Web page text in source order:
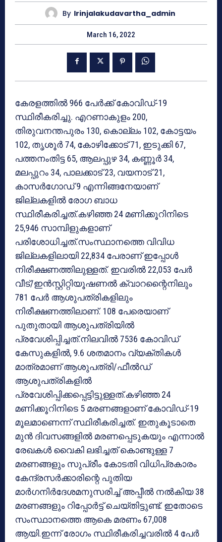
By Irinjalakudavartha_admin
March 16, 2022
കേരളത്തില്‍ 966 പേര്‍ക്ക് കോവിഡ്-19
സ്ഥിരീകരിച്ചു. എറണാകുളം 200,
തിരുവനന്തപുരം 130, കൊല്ലം 102, കോട്ടയം
102, തൃശൂര്‍ 74, കോഴിക്കോട് 71, ഇടുക്കി 67,
പത്തനംതിട്ട 65, ആലപ്പുഴ 34, കണ്ണൂര്‍ 34,
മലപ്പുറം 34, പാലക്കാട് 23, വയനാട് 21,
കാസര്‍ഗോഡ് 9 എന്നിങ്ങനേയാണ്
ജില്ലകളില്‍ രോഗ ബാധ
സ്ഥിരീകരിച്ചത്.കഴിഞ്ഞ 24 മണിക്കൂറിനിടെ
25,946 സാമ്പിളുകളാണ്
പരിശോധിച്ചത്.സംസ്ഥാനത്തെ വിവിധ
ജില്ലകളിലായി 22,834 പേരാണ് ഇപ്പോള്‍
നിരീക്ഷണത്തിലുള്ളത്. ഇവരില്‍ 22,053 പേര്‍
വീട്/ഇന്‍സ്റ്റിറ്റിയൂഷണല്‍ ക്വാറന്റൈനിലും
781 പേര്‍ ആശുപത്രികളിലും
നിരീക്ഷണത്തിലാണ്. 108 പേരെയാണ്
പുതുതായി ആശുപത്രിയില്‍
പ്രവേശിപ്പിച്ചത്.നിലവില്‍ 7536 കോവിഡ്
കേസുകളില്‍, 9.6 ശതമാനം വ്യക്തികള്‍
മാത്രമാണ് ആശുപത്രി/ഫീല്‍ഡ്
ആശുപത്രികളില്‍
പ്രവേശിപ്പിക്കപ്പെട്ടിട്ടുള്ളത്.കഴിഞ്ഞ 24
മണിക്കൂറിനിടെ 5 മരണങ്ങളാണ് കോവിഡ്-19
മൂലമാണെന്ന് സ്ഥിരീകരിച്ചത്. ഇതുകൂടാതെ
മുന്‍ ദിവസങ്ങളില്‍ മരണപ്പെടുകയും എന്നാല്‍
രേഖകള്‍ വൈകി ലഭിച്ചത് കൊണ്ടുള്ള 7
മരണങ്ങളും സുപ്രീം കോടതി വിധിപ്രകാരം
കേന്ദ്രസര്‍ക്കാരിന്റെ പുതിയ
മാര്‍ഗനിര്‍ദേശമനുസരിച്ച് അപ്പീല്‍ നല്‍കിയ 38
മരണങ്ങളും റിപ്പോര്‍ട്ട് ചെയ്തിട്ടുണ്ട്. ഇതോടെ
സംസ്ഥാനത്തെ ആകെ മരണം 67,008
ആയി.ഇന്ന് രോഗം സ്ഥിരീകരിച്ചവരില്‍ 4 പേര്‍